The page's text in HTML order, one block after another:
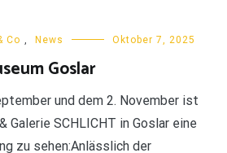
Co , News Oktober 7, 2025
Goslar
und dem 2. November ist
Galerie SCHLICHT in Goslar eine
zu sehen:Anlässlich der